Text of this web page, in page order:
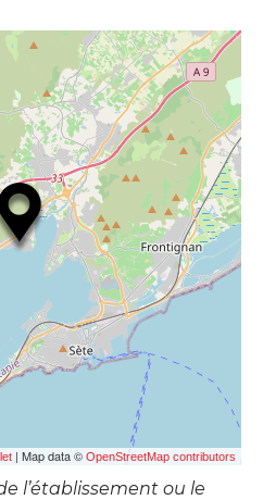
| Map data © OpenStreetMap contributors
l’établissement ou le